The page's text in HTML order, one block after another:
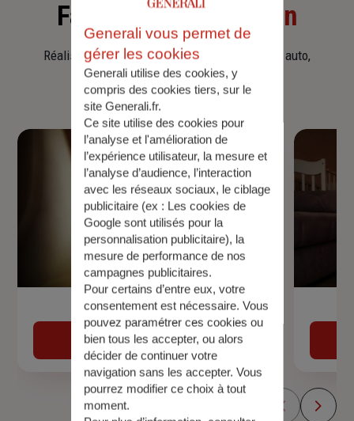
Faites une simulation
Réalisez une simulation tarifaire d'assurance, auto,
habitation, prêt immobilier.
Devis assurance auto
Obtenir une estimation
Generali vous permet de
gérer les cookies
Generali utilise des cookies, y
compris des cookies tiers, sur le
site Generali.fr.
Ce site utilise des cookies pour
l’analyse et l'amélioration de
l’expérience utilisateur, la mesure et
l’analyse d’audience, l’interaction
avec les réseaux sociaux, le ciblage
publicitaire (ex : Les cookies de
Google sont utilisés pour la
personnalisation publicitaire), la
mesure de performance de nos
campagnes publicitaires.
Pour certains d’entre eux, votre
consentement est nécessaire. Vous
pouvez paramétrer ces cookies ou
bien tous les accepter, ou alors
décider de continuer votre
navigation sans les accepter. Vous
pourrez modifier ce choix à tout
moment.